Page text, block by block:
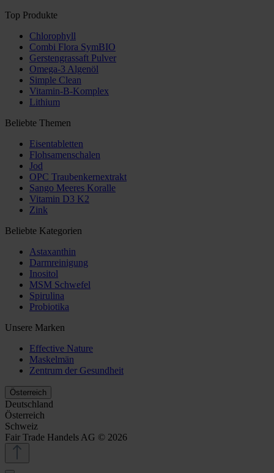
Top Produkte
Chlorophyll
Combi Flora SymBIO
Gerstengrassaft Pulver
Omega-3 Algenöl
Simple Clean
Vitamin-B-Komplex
Lithium
Beliebte Themen
Eisentabletten
Flohsamenschalen
Jod
OPC Traubenkernextrakt
Sango Meeres Koralle
Vitamin D3 K2
Zink
Beliebte Kategorien
Astaxanthin
Darmreinigung
Inositol
MSM Schwefel
Spirulina
Probiotika
Unsere Marken
Effective Nature
Maskelmän
Zentrum der Gesundheit
Österreich
Deutschland
Österreich
Schweiz
Fair Trade Handels AG © 2026